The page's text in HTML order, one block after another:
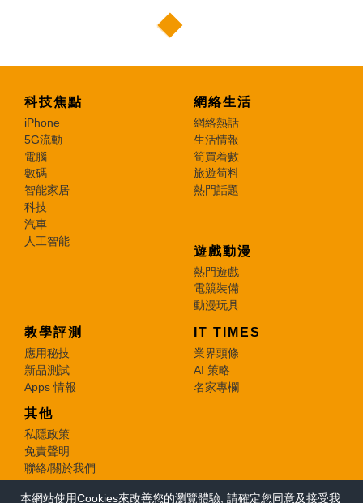
科技焦點
iPhone
5G流動
電腦
數碼
智能家居
科技
汽車
人工智能
網絡生活
網絡熱話
生活情報
筍買着數
旅遊筍料
熱門話題
遊戲動漫
熱門遊戲
電競裝備
動漫玩具
教學評測
應用秘技
新品測試
Apps 情報
IT TIMES
業界頭條
AI 策略
名家專欄
其他
私隱政策
免責聲明
聯絡/關於我們
© 2026 e-zone. All Rights Reserved.
本網站使用Cookies來改善您的瀏覽體驗, 請確定您同意及接受我